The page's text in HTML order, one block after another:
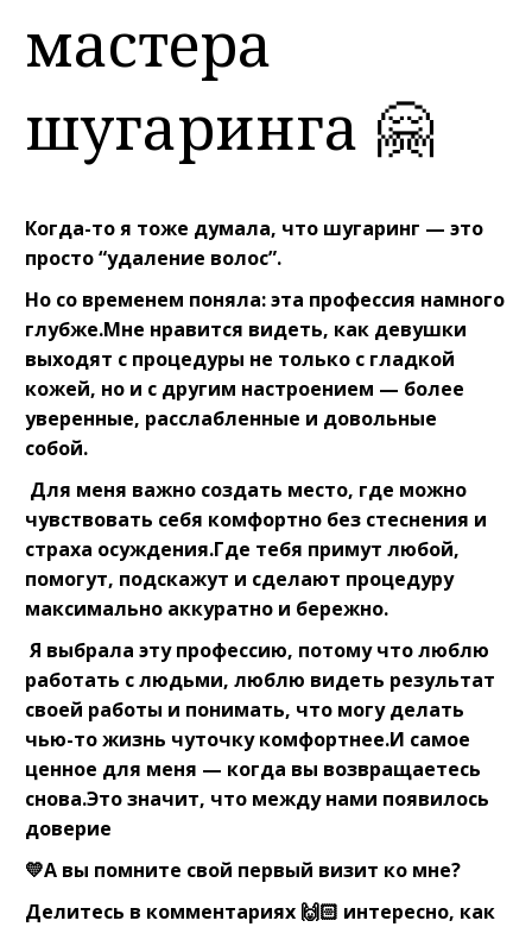
мастера
шугаринга 🤗
Когда-то я тоже думала, что шугаринг — это
просто “удаление волос”.
Но со временем поняла: эта профессия намного
глубже.Мне нравится видеть, как девушки
выходят с процедуры не только с гладкой
кожей, но и с другим настроением — более
уверенные, расслабленные и довольные
собой.
Для меня важно создать место, где можно
чувствовать себя комфортно без стеснения и
страха осуждения.Где тебя примут любой,
помогут, подскажут и сделают процедуру
максимально аккуратно и бережно.
Я выбрала эту профессию, потому что люблю
работать с людьми, люблю видеть результат
своей работы и понимать, что могу делать
чью-то жизнь чуточку комфортнее.И самое
ценное для меня — когда вы возвращаетесь
снова.Это значит, что между нами появилось
доверие
💛А вы помните свой первый визит ко мне?
Делитесь в комментариях 🙌🏻 интересно, как